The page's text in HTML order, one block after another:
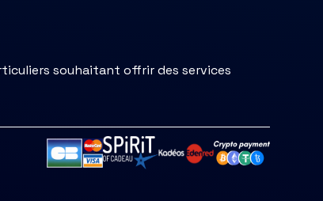
souhaitant offrir des services